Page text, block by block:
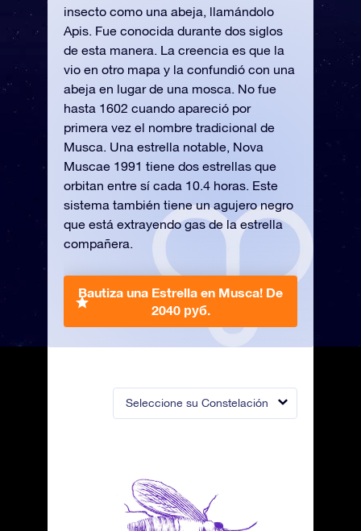
Seleccione su Constelación
insecto como una abeja, llamándolo
Apis. Fue conocida durante dos siglos
de esta manera. La creencia es que la
vio en otro mapa y la confundió con una
abeja en lugar de una mosca. No fue
hasta 1602 cuando apareció por
primera vez el nombre tradicional de
Musca. Una estrella notable, Nova
Muscae 1991 tiene dos estrellas que
orbitan entre sí cada 10.4 horas. Este
sistema también tiene un agujero negro
que está extrayendo gas de la estrella
compañera.
Bautiza una Estrella en Musca! De
2040 руб.